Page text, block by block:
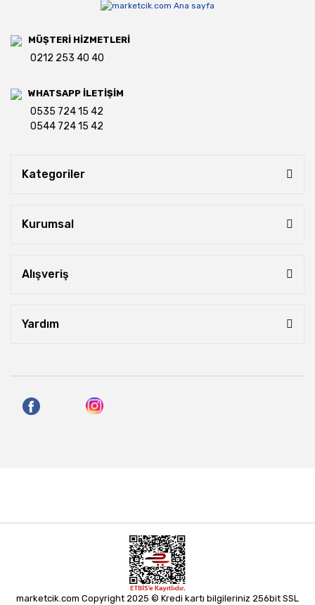
MÜŞTERİ HİZMETLERİ
0212 253 40 40
WHATSAPP İLETİŞİM
0535 724 15 42
0544 724 15 42
Kategoriler
Kurumsal
Alışveriş
Yardım
marketcik.com Copyright 2025 © Kredi kartı bilgileriniz 256bit SSL